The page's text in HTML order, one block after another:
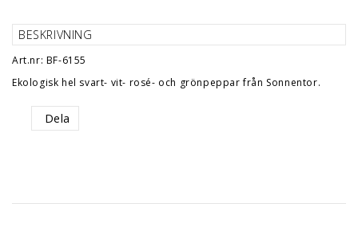
BESKRIVNING
Art.nr: BF-6155
Ekologisk hel svart- vit- rosé- och grönpeppar från Sonnentor.
Dela